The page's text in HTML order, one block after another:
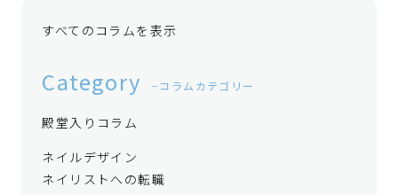
すべてのコラムを表示
Category コラムカテゴリー
殿堂入りコラム
ネイルデザイン
ネイリストへの転職